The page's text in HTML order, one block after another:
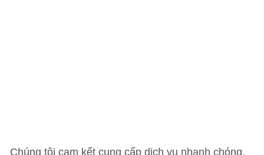
Chúng tôi cam kết cung cấp dịch vụ nhanh chóng,